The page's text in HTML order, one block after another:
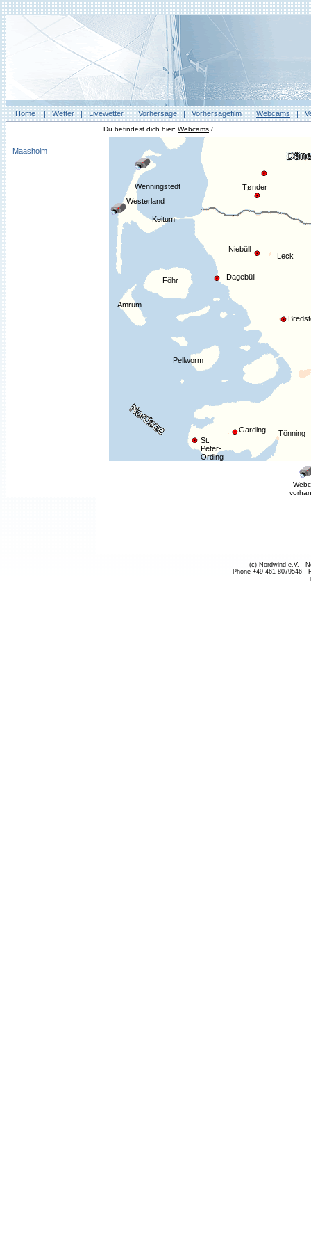
Home|Wetter|Livewetter|Vorhersage|Vorhersagefilm|Webcams|
Maasholm
Du befindest dich hier: Webcams /
Wenningstedt Tønder
Dagebüll
Westerland
Pellworm
Amrum
Föhr
Leck
Niebüll
Tönning
Garding
St.
Peter-
Ording
Keitum
(c) Nordwind e.V. -
Phone +49 461 8079546 -